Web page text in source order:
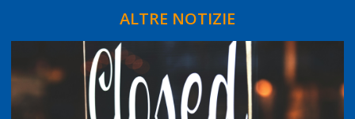
ALTRE NOTIZIE